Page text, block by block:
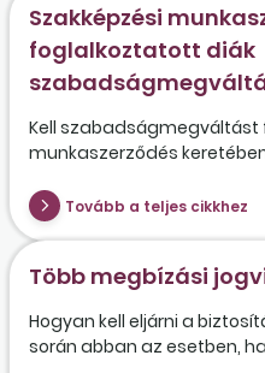
Szakképzési
foglalkoztatott diák
Kell szabadságmegváltást
munkaszerződés
Tovább a teljes cikkhez
Több megbízási
Hogyan kell eljárni a
során abban az esetben,